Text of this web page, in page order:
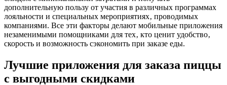
дополнительную пользу от участия в различных программах
лояльности и специальных мероприятиях‚ проводимых
компаниями. Все эти факторы делают мобильные приложения
незаменимыми помощниками для тех‚ кто ценит удобство‚
скорость и возможность сэкономить при заказе еды.
Лучшие приложения для заказа пиццы
с выгодными скидками